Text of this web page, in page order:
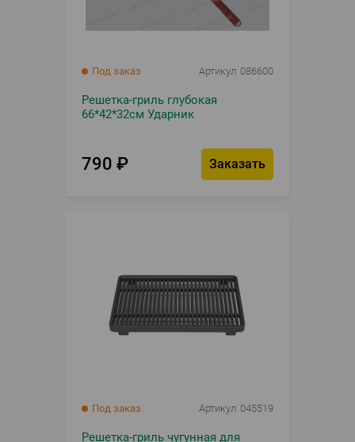
Под заказ Артикул 086600
Решетка-гриль глубокая
66*42*32см Ударник
790 ₽ Заказать
Под заказ Артикул 045519
Решетка-гриль чугунная для